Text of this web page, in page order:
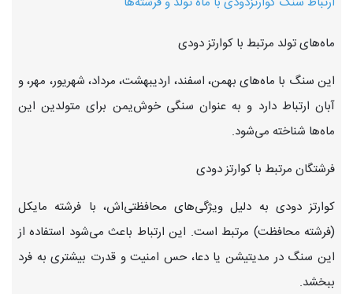
ماه‌های تولد مرتبط با کوارتز دودی
این سنگ با ماه‌های بهمن، اسفند، اردیبهشت، مرداد، شهریور، مهر، و
آبان ارتباط دارد و به عنوان سنگی خوش‌یمن برای متولدین این
ماه‌ها شناخته می‌شود.
فرشتگان مرتبط با کوارتز دودی
کوارتز دودی به دلیل ویژگی‌های محافظتی‌اش، با فرشته مایکل
(فرشته محافظت) مرتبط است. این ارتباط باعث می‌شود استفاده از
این سنگ در مدیتیشن یا دعا، حس امنیت و قدرت بیشتری به فرد
ببخشد.